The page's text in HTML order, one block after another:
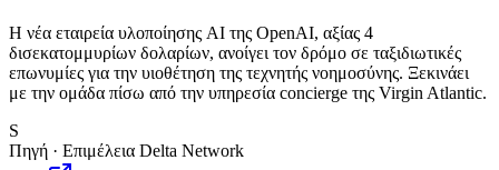
Η νέα εταιρεία υλοποίησης AI της OpenAI, αξίας 4
δισεκατομμυρίων δολαρίων, ανοίγει τον δρόμο σε ταξιδιωτικές
επωνυμίες για την υιοθέτηση της τεχνητής νοημοσύνης. Ξεκινάει
με την ομάδα πίσω από την υπηρεσία concierge της Virgin Atlantic.
S
Πηγή · Επιμέλεια Delta Network